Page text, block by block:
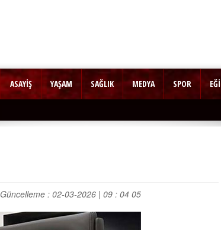
ASAYİŞ YAŞAM SAĞLIK MEDYA SPOR
Güncelleme : 02-03-2026 | 09 : 04 05